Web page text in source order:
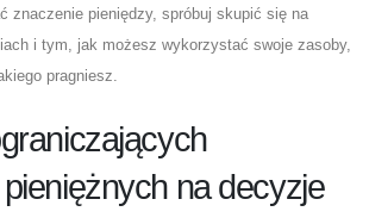
znaczenie pieniędzy, spróbuj skupić się na
i tym, jak możesz wykorzystać swoje zasoby,
pragniesz.
na decyzje